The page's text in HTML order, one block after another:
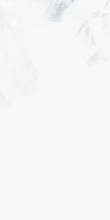
Wildkogel – Neukirchen/​